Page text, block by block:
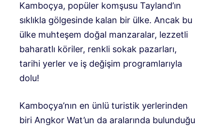
Kamboçya, popüler komşusu Tayland’ın
sıklıkla gölgesinde kalan bir ülke. Ancak bu
ülke muhteşem doğal manzaralar, lezzetli
baharatlı köriler, renkli sokak pazarları,
tarihi yerler ve iş değişim programlarıyla
dolu!
Kamboçya’nın en ünlü turistik yerlerinden
biri Angkor Wat’un da aralarında bulunduğu